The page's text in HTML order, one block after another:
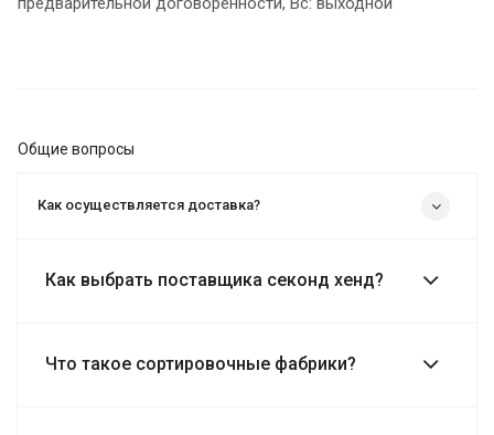
Общие вопросы
Как осуществляется доставка?
Как выбрать поставщика секонд хенд?
Что такое сортировочные фабрики?